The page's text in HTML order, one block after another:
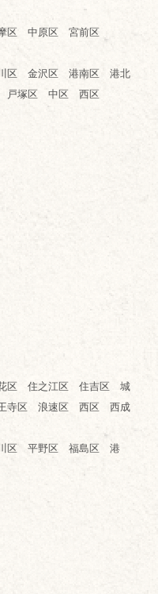
区 中原区 宮前区
区 金沢区 港南区 港北
塚区 中区 西区
区 住之江区 住吉区 城
寺区 浪速区 西区 西成
区 平野区 福島区 港